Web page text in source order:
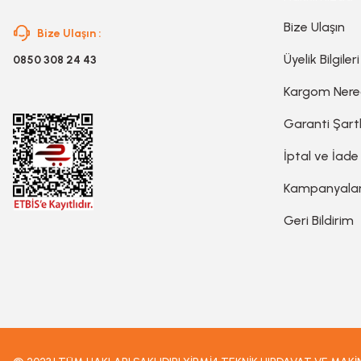
Karot Makinesi
Sıcak Hava Tabancaları
Bize Ulaşın :
0850 308 24 43
Bize Ulaşın
Üyelik Bilgileri
Kargom
Garanti
İptal ve İade
Geri Bildirim